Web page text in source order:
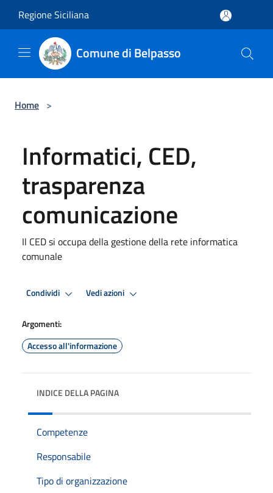
Regione Siciliana
Comune di Belpasso
Home >
Informatici, CED,
trasparenza
comunicazione
Il CED si occupa della gestione della rete informatica
comunale
Condividi Vedi azioni
Argomenti:
Accesso all'informazione
INDICE DELLA PAGINA
Competenze
Responsabile
Tipo di organizzazione